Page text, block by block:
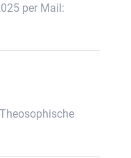
per Mail: